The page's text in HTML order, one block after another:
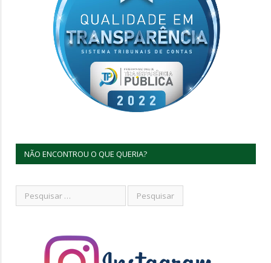
NÃO ENCONTROU O QUE QUERIA?